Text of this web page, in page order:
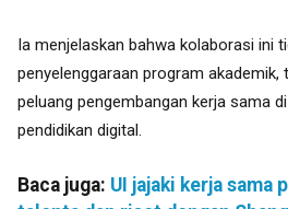
Ia menjelaskan bahwa kolaborasi ini
penyelenggaraan program akademik,
peluang pengembangan kerja sama
pendidikan digital.
Baca juga: UI jajaki kerja sama